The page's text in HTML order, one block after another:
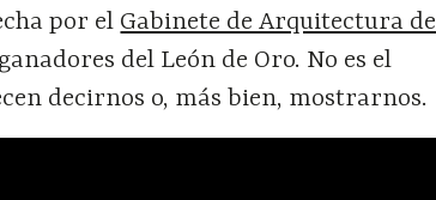
por el Gabinete de Arquitectura de
del León de Oro. No es el
decirnos o, más bien, mostrarnos.